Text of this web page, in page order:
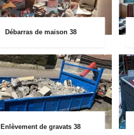
Débarras de maison 38
Enlèvement de gravats 38